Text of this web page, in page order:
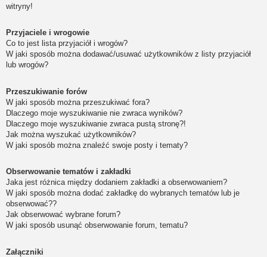
witryny!
Przyjaciele i wrogowie
Co to jest lista przyjaciół i wrogów?
W jaki sposób można dodawać/usuwać użytkowników z listy przyjaciół
lub wrogów?
Przeszukiwanie forów
W jaki sposób można przeszukiwać fora?
Dlaczego moje wyszukiwanie nie zwraca wyników?
Dlaczego moje wyszukiwanie zwraca pustą stronę?!
Jak można wyszukać użytkowników?
W jaki sposób można znaleźć swoje posty i tematy?
Obserwowanie tematów i zakładki
Jaka jest różnica między dodaniem zakładki a obserwowaniem?
W jaki sposób można dodać zakładkę do wybranych tematów lub je
obserwować??
Jak obserwować wybrane forum?
W jaki sposób usunąć obserwowanie forum, tematu?
Załączniki